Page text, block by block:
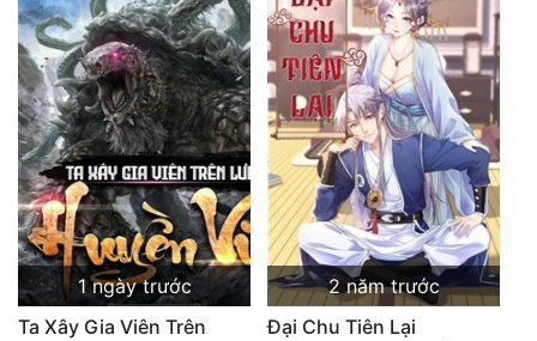
1 ngày trước
Ta Xây Gia Viên Trên
2 năm trước
Đại Chu Tiên Lại